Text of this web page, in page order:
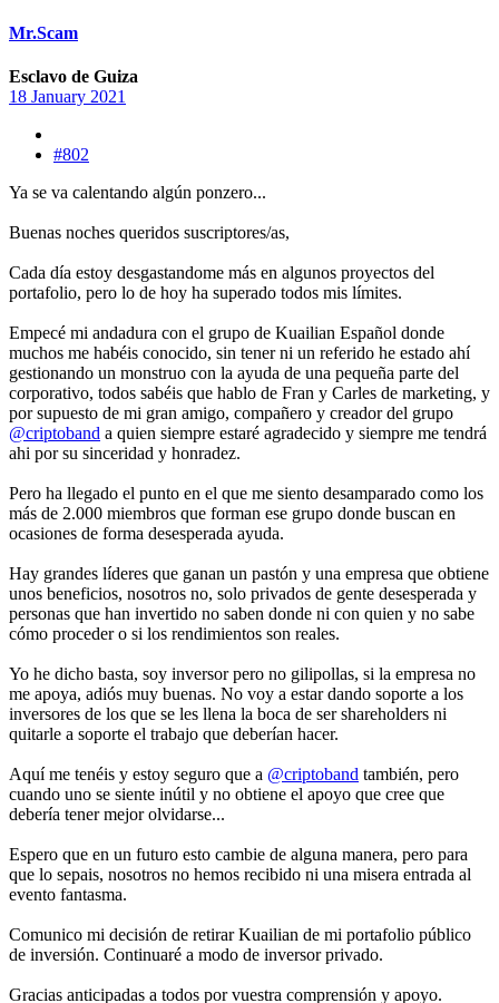
Mr.Scam
Esclavo de Guiza
18 January 2021
#802
Ya se va calentando algún ponzero...
Buenas noches queridos suscriptores/as,
Cada día estoy desgastandome más en algunos proyectos del
portafolio, pero lo de hoy ha superado todos mis límites.
Empecé mi andadura con el grupo de Kuailian Español donde
muchos me habéis conocido, sin tener ni un referido he estado ahí
gestionando un monstruo con la ayuda de una pequeña parte del
corporativo, todos sabéis que hablo de Fran y Carles de marketing, y
por supuesto de mi gran amigo, compañero y creador del grupo
@criptoband a quien siempre estaré agradecido y siempre me tendrá
ahi por su sinceridad y honradez.
Pero ha llegado el punto en el que me siento desamparado como los
más de 2.000 miembros que forman ese grupo donde buscan en
ocasiones de forma desesperada ayuda.
Hay grandes líderes que ganan un pastón y una empresa que obtiene
unos beneficios, nosotros no, solo privados de gente desesperada y
personas que han invertido no saben donde ni con quien y no sabe
cómo proceder o si los rendimientos son reales.
Yo he dicho basta, soy inversor pero no gilipollas, si la empresa no
me apoya, adiós muy buenas. No voy a estar dando soporte a los
inversores de los que se les llena la boca de ser shareholders ni
quitarle a soporte el trabajo que deberían hacer.
Aquí me tenéis y estoy seguro que a @criptoband también, pero
cuando uno se siente inútil y no obtiene el apoyo que cree que
debería tener mejor olvidarse...
Espero que en un futuro esto cambie de alguna manera, pero para
que lo sepais, nosotros no hemos recibido ni una misera entrada al
evento fantasma.
Comunico mi decisión de retirar Kuailian de mi portafolio público
de inversión. Continuaré a modo de inversor privado.
Gracias anticipadas a todos por vuestra comprensión y apoyo.